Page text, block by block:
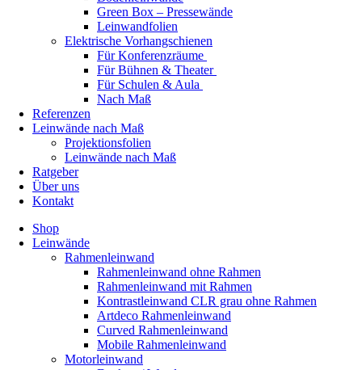
Green Box – Pressewände
Leinwandfolien
Elektrische Vorhangschienen
Für Konferenzräume
Für Bühnen & Theater
Für Schulen & Aula
Nach Maß
Referenzen
Leinwände nach Maß
Projektionsfolien
Leinwände nach Maß
Ratgeber
Über uns
Kontakt
Shop
Leinwände
Rahmenleinwand
Rahmenleinwand ohne Rahmen
Rahmenleinwand mit Rahmen
Kontrastleinwand CLR grau ohne Rahmen
Artdeco Rahmenleinwand
Curved Rahmenleinwand
Mobile Rahmenleinwand
Motorleinwand